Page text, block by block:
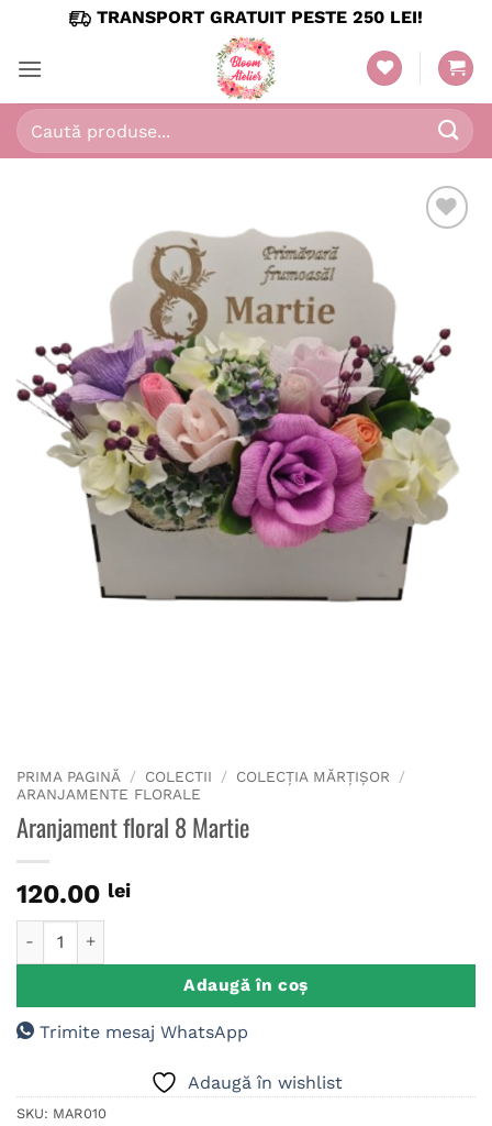
content
TRANSPORT GRATUIT PESTE 250 LEI!
Caută
după:
PRIMA PAGINĂ / COLECTII / COLECȚIA MĂRȚIȘOR
/
ARANJAMENTE FLORALE
Aranjament floral 8 Martie
120.00 lei
Adaugă în coș
Trimite mesaj WhatsApp
Adaugă în wishlist
SKU: MAR010